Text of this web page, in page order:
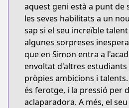
aquest geni està a punt
les seves habilitats a un
sap si el seu increïble
algunes sorpreses
que en Simon entra a
envoltat d'altres estudiants
pròpies ambicions i
és ferotge, i la pressió per
aclaparadora. A més, el